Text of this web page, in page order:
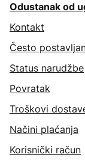
Odustanak od
Kontakt
Često
Status narudžbe
Povratak
Troškovi
Načini plaćanja
Korisnički račun